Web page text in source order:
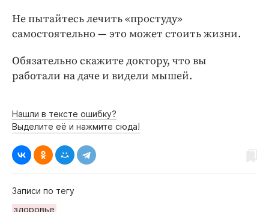
Не пытайтесь лечить «простуду»
самостоятельно — это может стоить жизни.
Обязательно скажите доктору, что вы
работали на даче и видели мышей.
Нашли в тексте ошибку?
Выделите её и нажмите сюда!
Записи по тегу
здоровье